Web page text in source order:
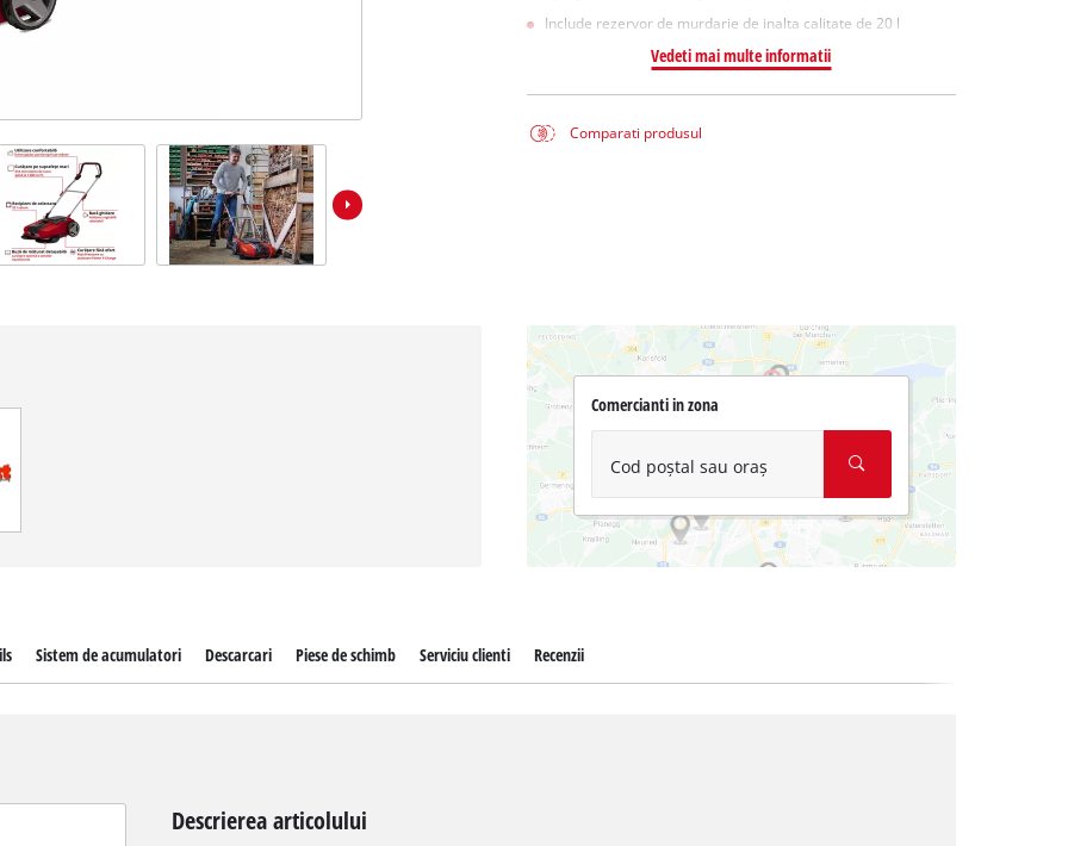
Include rezervor de murdarie de inalta calitate de 20 l
Vedeti mai multe informatii
Comparati produsul
Comercianti in zona
Cod poștal sau oraș
Sistem de acumulatori Descarcari Piese de schimb Serviciu clienti Recenzii
Descrierea articolului